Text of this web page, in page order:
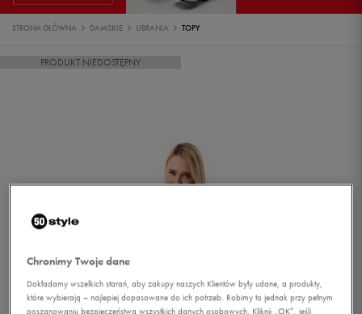
STRONA GŁÓWNA DAMSKIE UBRANIA TOPY
PRODUKT NIEDOSTĘPNY
Chronimy Twoje dane
Dokładamy wszelkich starań, aby zakupy naszych Klientów były udane, a produkty,
które wybierają – najlepiej dopasowane do ich potrzeb. Robimy to jednak przy pełnym
poszanowaniu bezpieczeństwa wszystkich danych osobowych. Kliknij „OK”, jeśli